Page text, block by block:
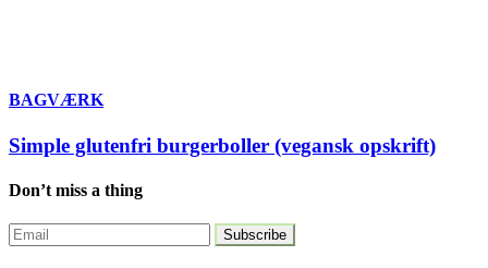
BAGVÆRK
Simple glutenfri burgerboller (vegansk opskrift)
Don’t miss a thing